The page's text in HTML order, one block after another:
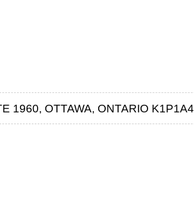
1960, OTTAWA, ONTARIO K1P1A4